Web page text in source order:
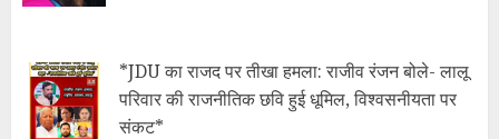
*JDU का राजद पर तीखा हमला: राजीव रंजन बोले- लालू
परिवार की राजनीतिक छवि हुई धूमिल, विश्वसनीयता पर
संकट*